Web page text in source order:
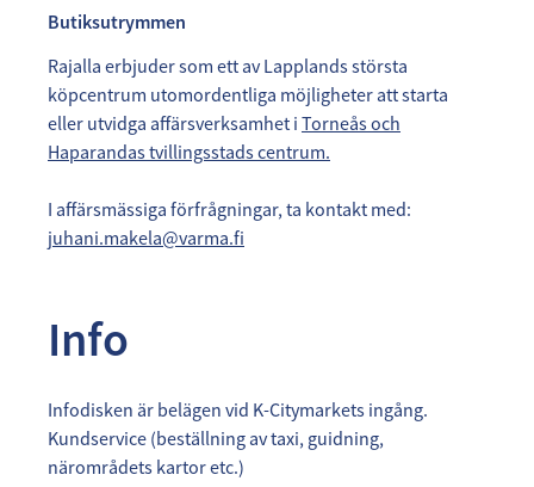
Butiksutrymmen
Rajalla erbjuder som ett av Lapplands största
köpcentrum utomordentliga möjligheter att starta
eller utvidga affärsverksamhet i Torneås och
Haparandas tvillingsstads centrum.
I affärsmässiga förfrågningar, ta kontakt med:
juhani.makela@varma.fi
Info
Infodisken är belägen vid K-Citymarkets ingång.
Kundservice (beställning av taxi, guidning,
närområdets kartor etc.)